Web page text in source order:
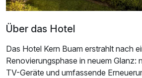
Über das Hotel
Das Hotel Kern Buam erstrahlt nach
Renovierungsphase in neuem Glanz:
TV-Geräte und umfassende